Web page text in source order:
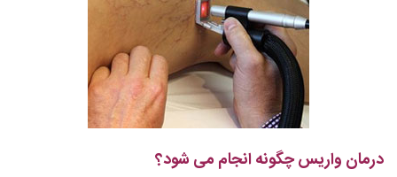
درمان واریس چگونه انجام می شود؟